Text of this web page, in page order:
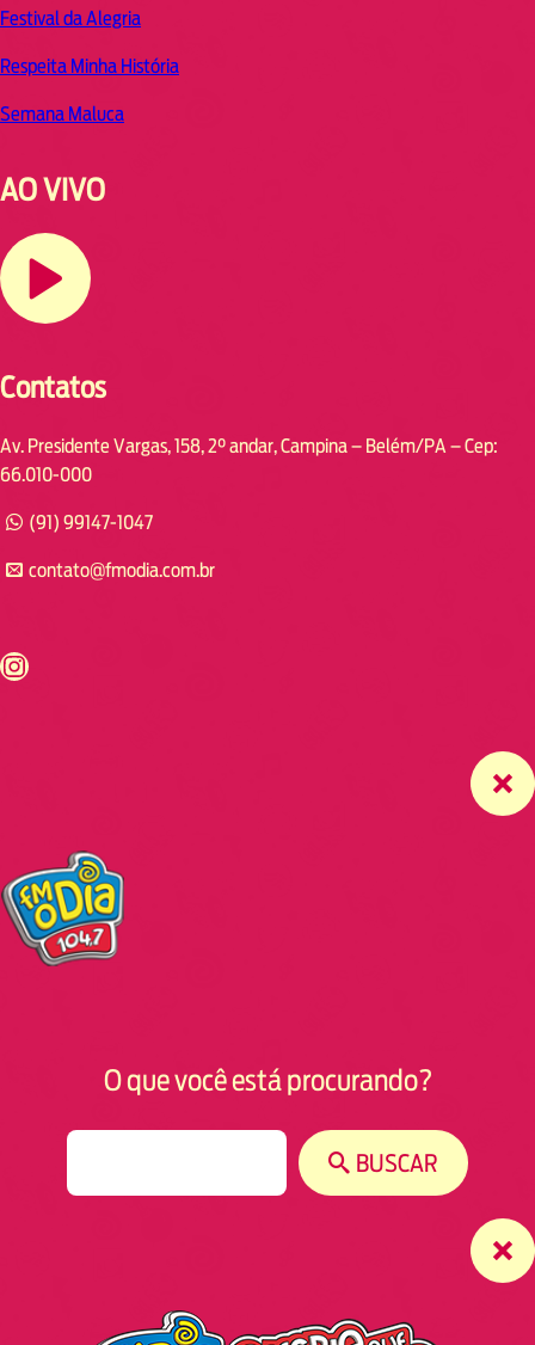
Festival da Alegria
Respeita Minha História
Semana Maluca
AO VIVO
Contatos
Av. Presidente Vargas, 158, 2° andar, Campina – Belém/PA – Cep:
66.010-000
(91) 99147-1047
contato@fmodia.com.br
https://www.instagram.com/fmodia.cabofrio/
O que você está procurando?
BUSCAR